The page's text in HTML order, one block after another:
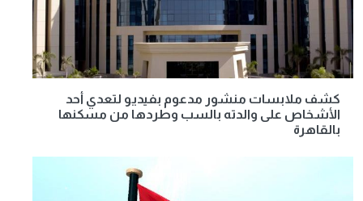
كشف ملابسات منشور مدعوم بفيديو لتعدي أحد
الأشخاص على والدته بالسب وطردها من مسكنها
بالقاهرة